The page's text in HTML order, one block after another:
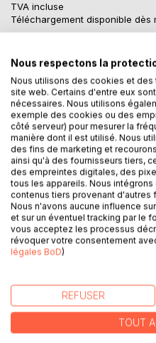
TVA incluse
Téléchargement disponible dès
AJOUTER
Ajouter à ma liste d'envies
Laisser un avis
DESCRIPTION
gastrite, et il offre aux
auteur : " Quelle
Nous respectons la
Nous utilisons des cookies et
site web. Certains d'entre eux
nécessaires. Nous utilisons
exemple des cookies ou des
côté serveur) pour mesurer la
manière dont il est utilisé. Nous
des fins de marketing et
ainsi qu'à des fournisseurs tiers,
des empreintes digitales, des
tous les appareils. Nous
contenus tiers provenant
Nous n'avons aucune influence
et sur un éventuel tracking par le
vous acceptez les processus
révoquer votre consentement
légales BoD)
REFUSER
TOUT